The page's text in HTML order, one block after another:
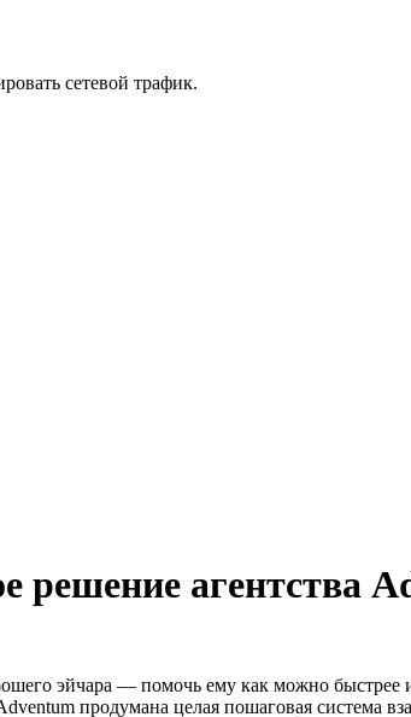
сетевой трафик.
решение агентства
эйчара — помочь ему как можно быстрее
продумана целая пошаговая система